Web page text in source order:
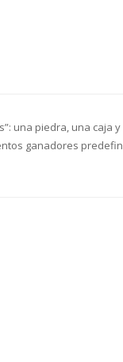
una piedra, una caja
ganadores